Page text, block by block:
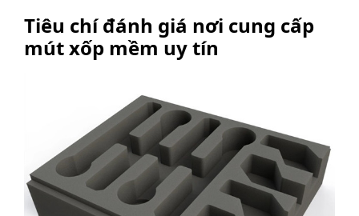
Tiêu chí đánh giá nơi cung cấp
mút xốp mềm uy tín